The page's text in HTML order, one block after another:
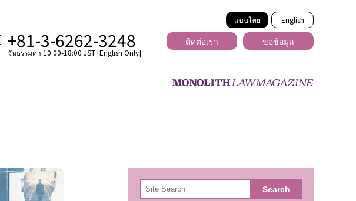
แบบไทย English
+81-3-6262-3248
วันธรรมดา 10:00-18:00 JST [English Only]
ติดต่อเรา ขอข้อมูล
สียหายต่อชื่อเสียง
ำกล่าวหาที่เป็นการใส่ร้าย
検
索 Search